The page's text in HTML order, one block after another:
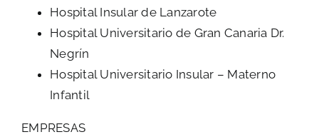
Hospital Insular de Lanzarote
Hospital Universitario de Gran Canaria Dr.
Negrín
Hospital Universitario Insular – Materno
Infantil
EMPRESAS